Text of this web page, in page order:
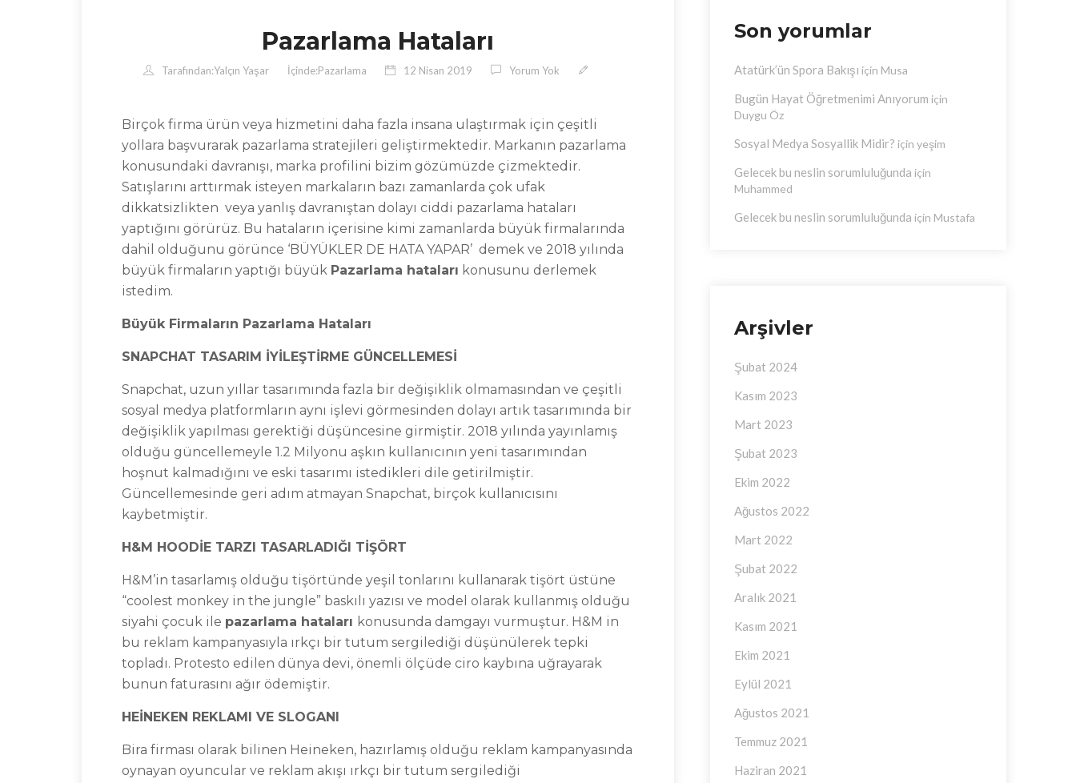
Pazarlama Hataları
Tarafından:Yalçın Yaşar İçinde:Pazarlama 12 Nisan 2019 Yorum Yok
Birçok firma ürün veya hizmetini daha fazla insana ulaştırmak için çeşitli
yollara başvurarak pazarlama stratejileri geliştirmektedir. Markanın pazarlama
konusundaki davranışı, marka profilini bizim gözümüzde çizmektedir.
Satışlarını arttırmak isteyen markaların bazı zamanlarda çok ufak
dikkatsizlikten veya yanlış davranıştan dolayı ciddi pazarlama hataları
yaptığını görürüz. Bu hataların içerisine kimi zamanlarda büyük firmalarında
dahil olduğunu görünce ‘BÜYÜKLER DE HATA YAPAR’ demek ve 2018 yılında
büyük firmaların yaptığı büyük Pazarlama hataları konusunu derlemek
istedim.
Büyük Firmaların Pazarlama Hataları
SNAPCHAT TASARIM İYİLEŞTİRME GÜNCELLEMESİ
Snapchat, uzun yıllar tasarımında fazla bir değişiklik olmamasından ve çeşitli
sosyal medya platformların aynı işlevi görmesinden dolayı artık tasarımında bir
değişiklik yapılması gerektiği düşüncesine girmiştir. 2018 yılında yayınlamış
olduğu güncellemeyle 1.2 Milyonu aşkın kullanıcının yeni tasarımından
hoşnut kalmadığını ve eski tasarımı istedikleri dile getirilmiştir.
Güncellemesinde geri adım atmayan Snapchat, birçok kullanıcısını
kaybetmiştir.
H&M HOODİE TARZI TASARLADIĞI TİŞÖRT
H&M’in tasarlamış olduğu tişörtünde yeşil tonlarını kullanarak tişört üstüne
“coolest monkey in the jungle” baskılı yazısı ve model olarak kullanmış olduğu
siyahi çocuk ile pazarlama hataları konusunda damgayı vurmuştur. H&M in
bu reklam kampanyasıyla ırkçı bir tutum sergilediği düşünülerek tepki
topladı. Protesto edilen dünya devi, önemli ölçüde ciro kaybına uğrayarak
bunun faturasını ağır ödemiştir.
HEİNEKEN REKLAMI VE SLOGANI
Bira firması olarak bilinen Heineken, hazırlamış olduğu reklam kampanyasında
oynayan oyuncular ve reklam akışı ırkçı bir tutum sergilediği
Son yorumlar
Atatürk’ün Spora Bakışı için Musa
Bugün Hayat Öğretmenimi Anıyorum için
Duygu Öz
Sosyal Medya Sosyallik Midir? için yeşim
Gelecek bu neslin sorumluluğunda için
Muhammed
Gelecek bu neslin sorumluluğunda için Mustafa
Arşivler
Şubat 2024
Kasım 2023
Mart 2023
Şubat 2023
Ekim 2022
Ağustos 2022
Mart 2022
Şubat 2022
Aralık 2021
Kasım 2021
Ekim 2021
Eylül 2021
Ağustos 2021
Temmuz 2021
Haziran 2021